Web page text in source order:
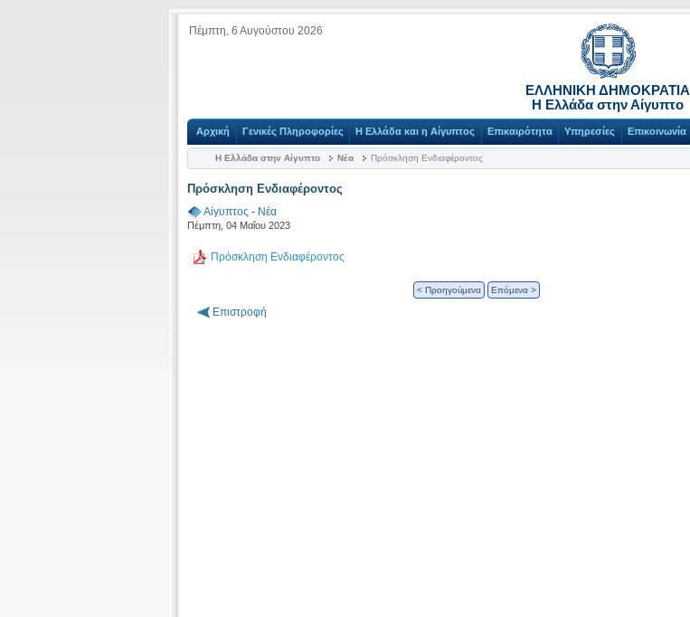
Πέμπτη, 6 Αυγούστου 2026
ΕΛΛΗΝΙΚΗ ΔΗΜΟΚΡΑΤΙΑ
Η Ελλάδα στην Αίγυπτο
Αρχική Γενικές Πληροφορίες Η Ελλάδα και η Αίγυπτος Επικαιρότητα Υπηρεσίες Επικοινωνία
Η Ελλάδα στην Αίγυπτο Νέα Πρόσκληση Ενδιαφέροντος
Πρόσκληση Ενδιαφέροντος
Αίγυπτος - Νέα
Πέμπτη, 04 Μαΐου 2023
Πρόσκληση Ενδιαφέροντος
< Προηγούμενα Επόμενα >
Επιστροφή